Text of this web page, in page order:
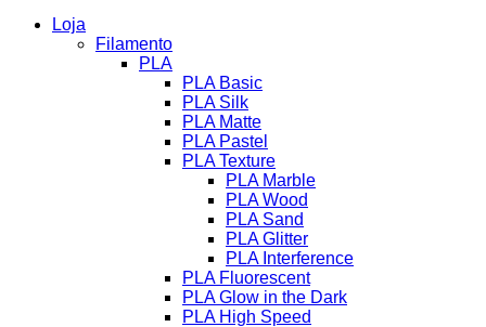
Loja
Filamento
PLA
PLA Basic
PLA Silk
PLA Matte
PLA Pastel
PLA Texture
PLA Marble
PLA Wood
PLA Sand
PLA Glitter
PLA Interference
PLA Fluorescent
PLA Glow in the Dark
PLA High Speed